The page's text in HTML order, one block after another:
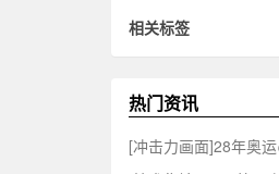
相关标签
热门资讯
[冲击力画面]28年奥